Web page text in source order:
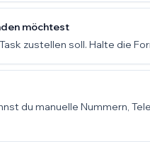
möchtest
zustellen soll. Halte die
du manuelle Nummern,